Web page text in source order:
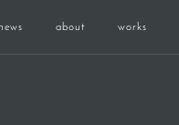
about works